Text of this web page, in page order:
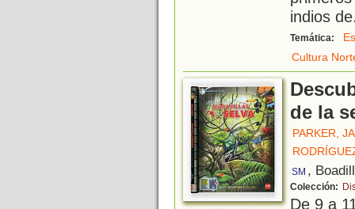
indios de
Temática:
Cultura
de la
PARKER,
SM ,
Colección:
De 9 a